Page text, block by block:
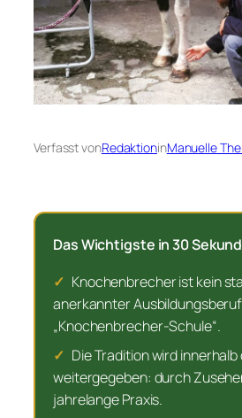
Verfasst vonRedaktioninManuelle
Das Wichtigste in 30
✓ Knochenbrecher ist kein
anerkannter
„Knochenbrecher-Schule“.
✓ Die Tradition wird innerhalb
weitergegeben: durch
jahrelange Praxis.